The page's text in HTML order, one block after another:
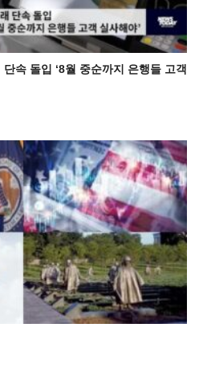
속 돌입 ‘8월 중순까지 은행들 고객